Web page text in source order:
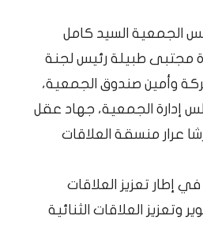
الجمعية السيد كامل
مجتبى طبيلة رئيس لجنة
وأمين صندوق الجمعية،
الجمعية، جهاد عقل
عرار منسقة العلاقات
إطار تعزيز العلاقات
وتعزيز العلاقات الثنائية